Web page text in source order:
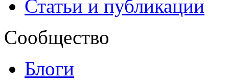
Статьи и публикации
Сообщество
Блоги